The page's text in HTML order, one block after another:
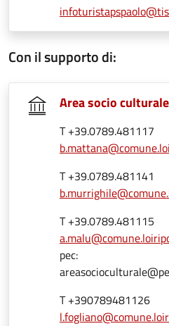
Con il supporto di:
Area socio culturale
T +39.0789.481117
T +39.0789.481141
T +39.0789.481115
pec:
T +390789481126